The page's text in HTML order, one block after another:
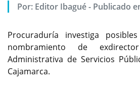
Por: Editor Ibagué- Publicado
Procuraduría investiga
nombramiento de
Administrativa de Servicios
Cajamarca.